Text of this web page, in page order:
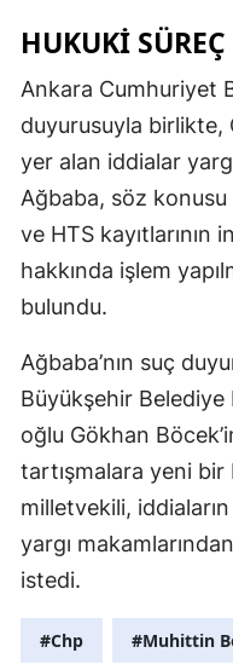
HUKUKI
Ankara Cumhuriyet
duyurusuyla birlikte,
yer alan iddialar
Ağbaba, söz konusu
ve HTS kayıtlarının
hakkında işlem
bulundu.
Ağbaba’nın suç
Büyükşehir Belediye
oğlu Gökhan
tartışmalara yeni bir
milletvekili,
yargı
istedi.
#Chp #Muhittin